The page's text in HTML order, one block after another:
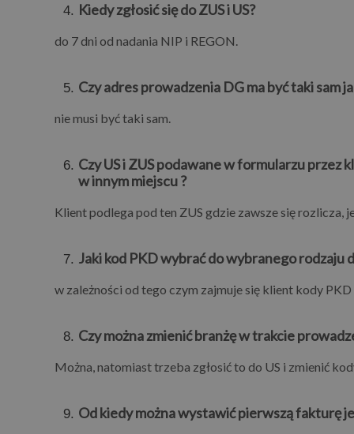
Kiedy zgłosić się do ZUS i US?
do 7 dni od nadania NIP i REGON.
Czy adres prowadzenia DG ma być taki sam
nie musi być taki sam.
Czy US i ZUS podawane w formularzu przez
w innym miejscu ?
Klient podlega pod ten ZUS gdzie zawsze się rozlicza,
Jaki kod PKD wybrać do wybranego rodzaju
w zależności od tego czym zajmuje się klient kody
Czy można zmienić branżę w trakcie
Można, natomiast trzeba zgłosić to do US i zmienić
Od kiedy można wystawić pierwszą fakturę